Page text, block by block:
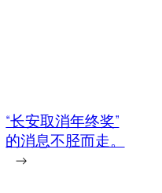
“长安取消年终奖”
的消息不胫而走。
→